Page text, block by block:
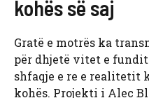
kohës së saj
Gratë e motrës ka
për dhjetë vitet e
shfaqje e re e realitetit
kohës. Projekti i Alec